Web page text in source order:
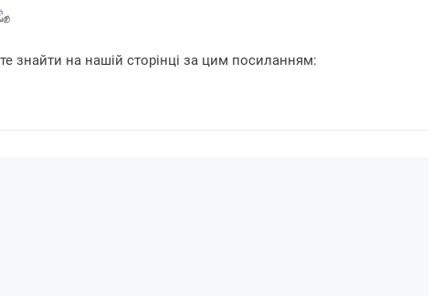
знайти на нашій сторінці за цим посиланням: